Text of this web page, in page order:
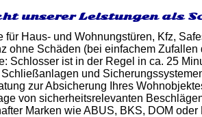
unserer Leistungen als
für Haus- und Wohnungstüren, Kfz,
ohne Schäden (bei einfachem Zufallen
Schlosser ist in der Regel in ca. 25
und
zur Absicherung Ihres
von sicherheitsrelevanten
Marken wie ABUS, BKS, DOM oder